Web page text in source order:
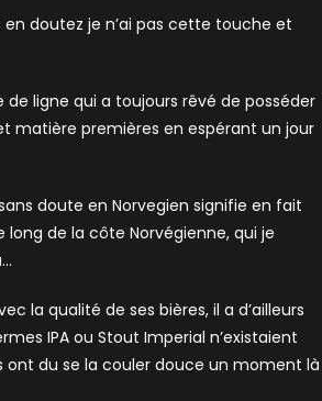
doutez je n’ai pas cette touche et
ligne qui a toujours rêvé de posséder
matière premières en espérant un jour
doute en Norvegien signifie en fait
long de la côte Norvégienne, qui je
la qualité de ses bières, il a d’ailleurs
IPA ou Stout Imperial n’existaient
ont du se la couler douce un moment là